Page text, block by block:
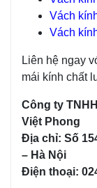
Vách
Vách
Liên hệ ngay
mái kính chất
Công ty
Việt Phong
Địa chỉ: Số
– Hà Nội
Điện thoại: